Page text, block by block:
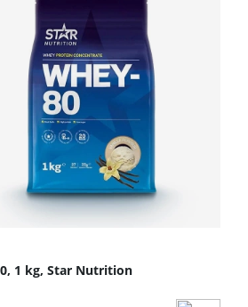
1 kg, Star Nutrition